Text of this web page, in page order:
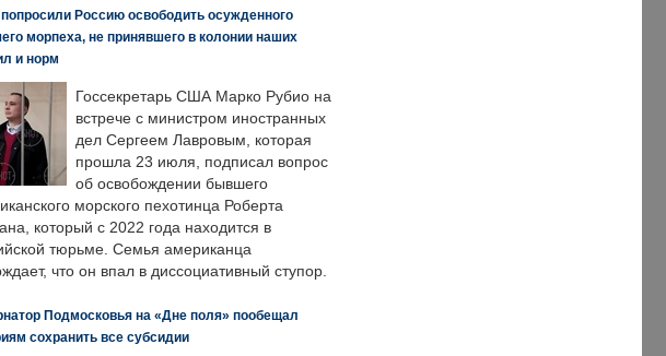
Россию освободить осужденного
морпеха, не принявшего в колонии наших
и норм
Госсекретарь США Марко Рубио на
встрече с министром иностранных
дел Сергеем Лавровым, которая
прошла 23 июля, подписал вопрос
об освобождении бывшего
морского пехотинца Роберта
который с 2022 года находится в
тюрьме. Семья американца
что он впал в диссоциативный ступор.
Подмосковья на «Дне поля» пообещал
сохранить все субсидии